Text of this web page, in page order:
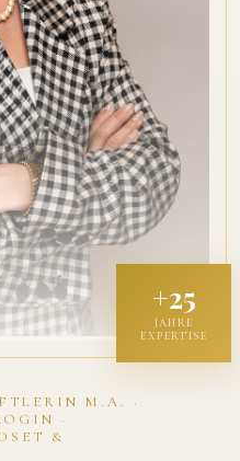
M.A. ·
·
&
+25
JAHRE
EXPERTISE